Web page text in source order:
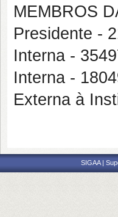
MEMBROS
Presidente -
Interna -
Interna -
Externa à
SIGAA |